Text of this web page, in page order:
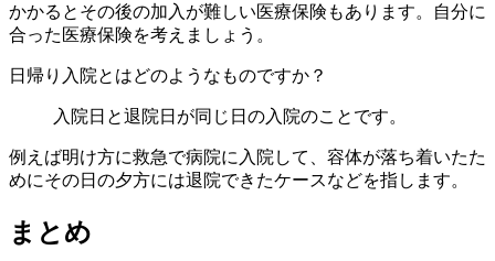
かかるとその後の加入が難しい医療保険もあります。自分に
合った医療保険を考えましょう。
日帰り入院とはどのようなものですか？
入院日と退院日が同じ日の入院のことです。
例えば明け方に救急で病院に入院して、容体が落ち着いたた
めにその日の夕方には退院できたケースなどを指します。
まとめ